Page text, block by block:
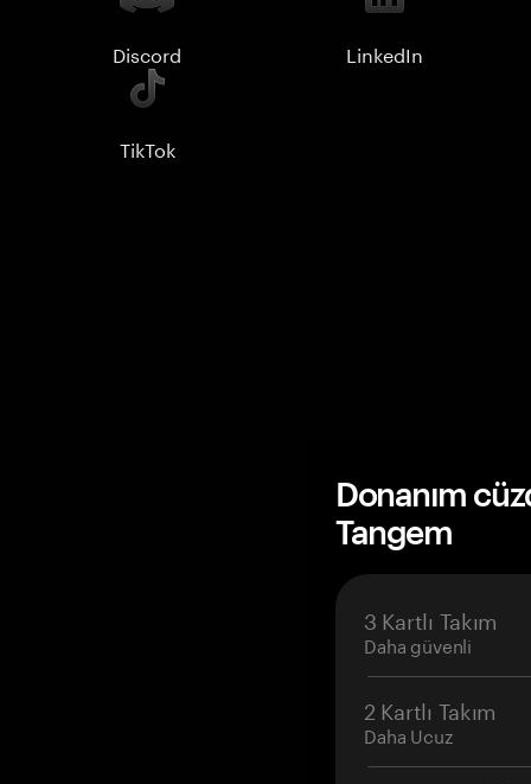
Discord LinkedIn
TikTok
Donanım
Tangem
3 Kartlı Takım
Daha güvenli
2 Kartlı Takım
Daha Ucuz